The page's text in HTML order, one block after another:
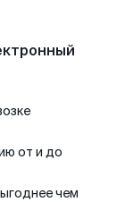
от и до
чем